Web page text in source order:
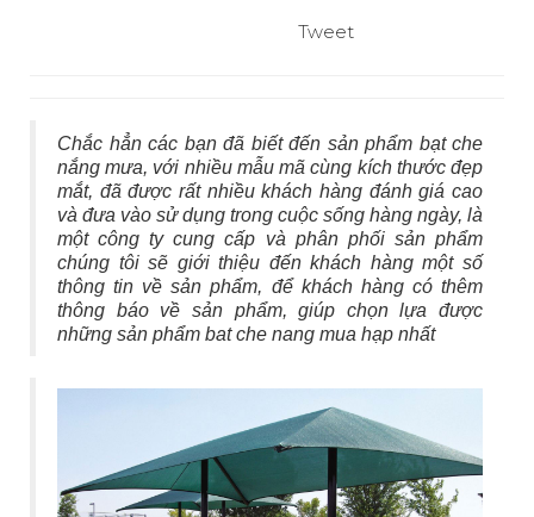
Tweet
Chắc hẳn các bạn đã biết đến sản phẩm bạt che
nắng mưa, với nhiều mẫu mã cùng kích thước đẹp
mắt, đã được rất nhiều khách hàng đánh giá cao
và đưa vào sử dụng trong cuộc sống hàng ngày, là
một công ty cung cấp và phân phối sản phẩm
chúng tôi sẽ giới thiệu đến khách hàng một số
thông tin về sản phẩm, để khách hàng có thêm
thông báo về sản phẩm, giúp chọn lựa được
những sản phẩm bat che nang mua hạp nhất